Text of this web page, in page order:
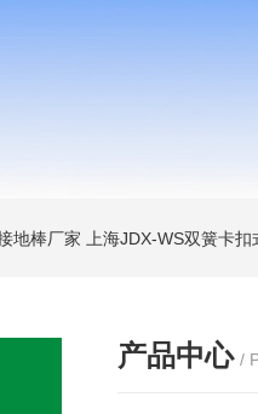
地棒厂家 上海JDX-WS双簧卡
产品中心 /